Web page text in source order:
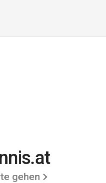
gehen